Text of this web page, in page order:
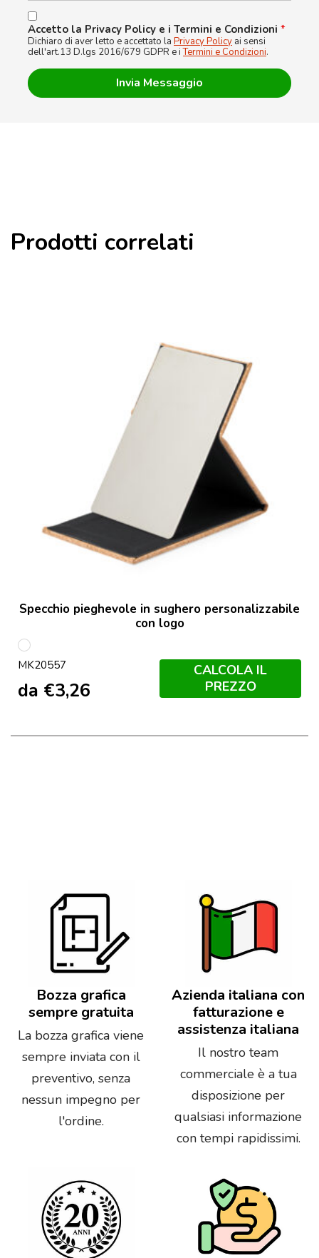
Accetto la Privacy Policy e i Termini e Condizioni *
Dichiaro di aver letto e accettato la Privacy Policy ai sensi
dell'art.13 D.lgs 2016/679 GDPR e iTermini e Condizioni.
Prodotti correlati
Specchio pieghevole in sughero personalizzabile
con logo
S/C
MK20557
da €3,26
CALCOLA IL
PREZZO
Bozza grafica
sempre gratuita
La bozza grafica viene
sempre inviata con il
preventivo, senza
nessun impegno per
l'ordine.
Azienda italiana con
fatturazione e
assistenza italiana
Il nostro team
commerciale è a tua
disposizione per
qualsiasi informazione
con tempi rapidissimi.